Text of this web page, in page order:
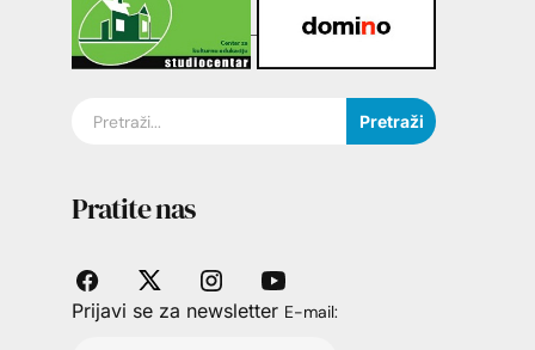
Pretraži
Pratite nas
Prijavi se za newsletter E-mail: